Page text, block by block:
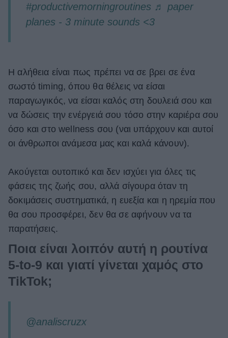
#productivemorningroutines ♬ paper
planes - 3 minute sounds <3
Η αλήθεια είναι πως πρέπει να σε βρει σε ένα
σωστό timing, όπου θα θέλεις να είσαι
παραγωγικός, να είσαι καλός στη δουλειά σου και
να δώσεις την ενέργειά σου τόσο στην καριέρα σου
όσο και στο wellness σου (ναι υπάρχουν και αυτοί
οι άνθρωποι ανάμεσα μας και καλά κάνουν).
Ακούγεται ουτοπικό και δεν ισχύει για όλες τις
φάσεις της ζωής σου, αλλά σίγουρα όταν τη
δοκιμάσεις συστηματικά, η ευεξία και η ηρεμία που
θα σου προσφέρει, δεν θα σε αφήνουν να τα
παρατήσεις.
Ποια είναι λοιπόν αυτή η ρουτίνα
5-to-9 και γιατί γίνεται χαμός στο
TikTok;
@analiscruzx